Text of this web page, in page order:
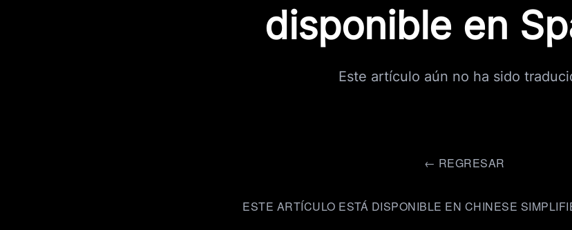
disponible en
Este artículo aún no ha sido
← REGRESAR
ESTE ARTÍCULO ESTÁ DISPONIBLE EN CHINESE